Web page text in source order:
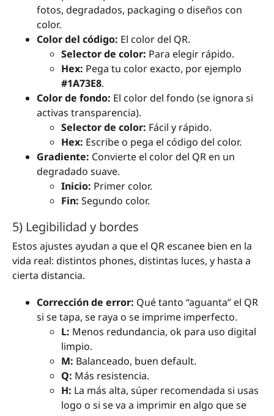
fotos, degradados, packaging o diseños con
color.
Color del código: El color del QR.
Selector de color: Para elegir rápido.
Hex: Pega tu color exacto, por ejemplo
#1A73E8.
Color de fondo: El color del fondo (se ignora si
activas transparencia).
Selector de color: Fácil y rápido.
Hex: Escribe o pega el código del color.
Gradiente: Convierte el color del QR en un
degradado suave.
Inicio: Primer color.
Fin: Segundo color.
5) Legibilidad y bordes
Estos ajustes ayudan a que el QR escanee bien en la
vida real: distintos phones, distintas luces, y hasta a
cierta distancia.
Corrección de error: Qué tanto “aguanta” el QR
si se tapa, se raya o se imprime imperfecto.
L: Menos redundancia, ok para uso digital
limpio.
M: Balanceado, buen default.
Q: Más resistencia.
H: La más alta, súper recomendada si usas
logo o si se va a imprimir en algo que se